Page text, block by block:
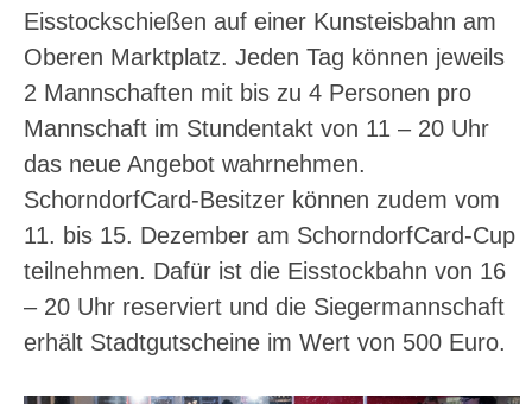
Eisstockschießen auf einer Kunsteisbahn am
Oberen Marktplatz. Jeden Tag können jeweils
2 Mannschaften mit bis zu 4 Personen pro
Mannschaft im Stundentakt von 11 – 20 Uhr
das neue Angebot wahrnehmen.
SchorndorfCard-Besitzer können zudem vom
11. bis 15. Dezember am SchorndorfCard-Cup
teilnehmen. Dafür ist die Eisstockbahn von 16
– 20 Uhr reserviert und die Siegermannschaft
erhält Stadtgutscheine im Wert von 500 Euro.